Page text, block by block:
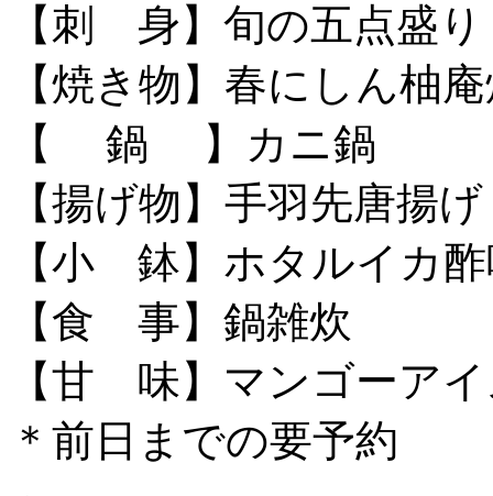
【刺 身】旬の五点盛り
【焼き物】春にしん柚
【 鍋 】カニ鍋
【揚げ物】手羽先唐揚げ
【小 鉢】ホタルイカ
【食 事】鍋雑炊
【甘 味】マンゴーア
＊前日までの要予約